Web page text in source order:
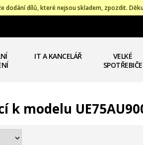
dodání dílů, které nejsou skladem, zpozdit.
IT A KANCELÁŘ
VELKÉ
SPOTŘEBIČE
modelu